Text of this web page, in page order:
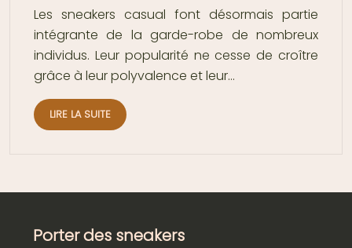
Les sneakers casual font désormais partie
intégrante de la garde-robe de nombreux
individus. Leur popularité ne cesse de croître
grâce à leur polyvalence et leur…
LIRE LA SUITE
Porter des sneakers